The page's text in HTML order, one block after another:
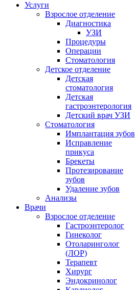
Услуги
Взрослое отделение
Диагностика
УЗИ
Процедуры
Операции
Стоматология
Детское отделение
Детская
стоматология
Детская
гастроэнтерология
Детский врач УЗИ
Стоматология
Имплантация зубов
Исправление
прикуса
Брекеты
Протезирование
зубов
Удаление зубов
Анализы
Врачи
Взрослое отделение
Гастроэнтеролог
Гинеколог
Отоларинголог
(ЛОР)
Терапевт
Хирург
Эндокринолог